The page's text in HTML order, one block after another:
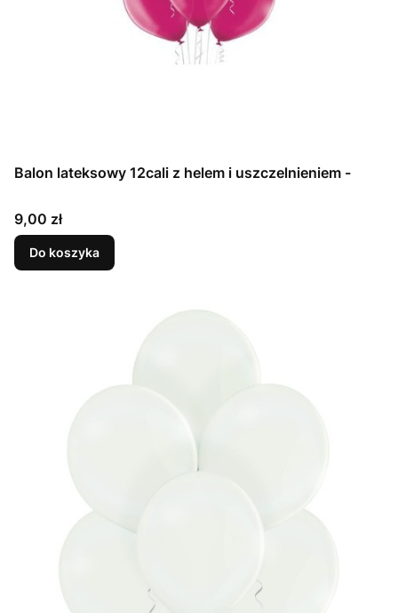
Balon lateksowy 12cali z helem i uszczelnieniem -
Cena
9,00 zł
Do koszyka